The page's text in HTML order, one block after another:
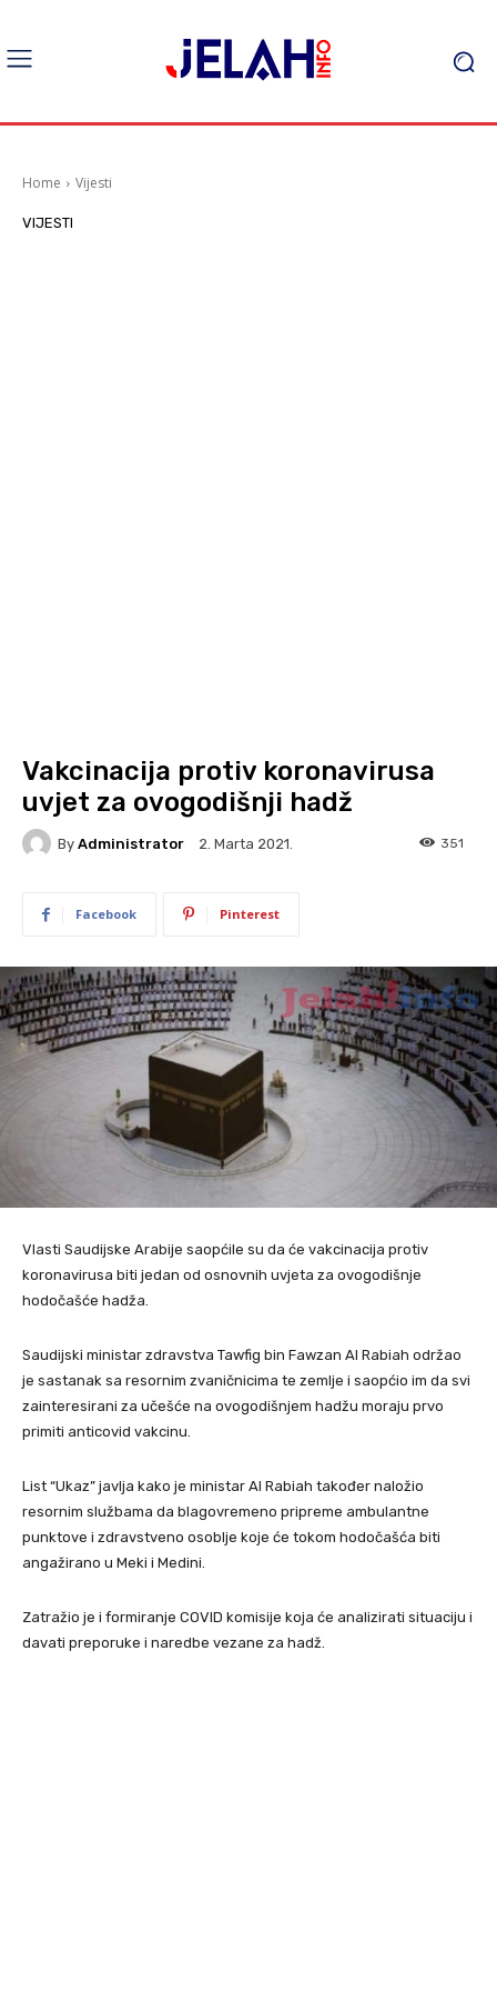
Home Vijesti
VIJESTI
Vakcinacija protiv koronavirusa
uvjet za ovogodišnji hadž
By Administrator 2. Marta 2021. 351
Facebook Pinterest
Vlasti Saudijske Arabije saopćile su da će vakcinacija protiv
koronavirusa biti jedan od osnovnih uvjeta za ovogodišnje
hodočašće hadža.
Saudijski ministar zdravstva Tawfig bin Fawzan Al Rabiah održao
je sastanak sa resornim zvaničnicima te zemlje i saopćio im da svi
zainteresirani za učešće na ovogodišnjem hadžu moraju prvo
primiti anticovid vakcinu.
List “Ukaz” javlja kako je ministar Al Rabiah također naložio
resornim službama da blagovremeno pripreme ambulantne
punktove i zdravstveno osoblje koje će tokom hodočašća biti
angažirano u Meki i Medini.
Zatražio je i formiranje COVID komisije koja će analizirati situaciju i
davati preporuke i naredbe vezane za hadž.